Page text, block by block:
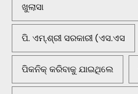
ଖୁଲାସା
ପି. ଏମ୍.ଶ୍ରୀ ସରକାରୀ (ଏସ.ଏସ
ପିକନିକ୍‌ କରିବାକୁ ଯାଇଥିଲେ